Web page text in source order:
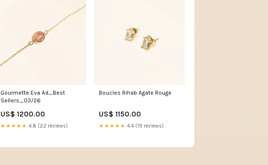
Gourmette Eva Ad_Best
Sellers_03/26
US$ 1200.00
★★★★★ 4.8 (22 reviews)
Boucles Rihab Agate Rouge
US$ 1150.00
★★★★★ 4.4 (19 reviews)